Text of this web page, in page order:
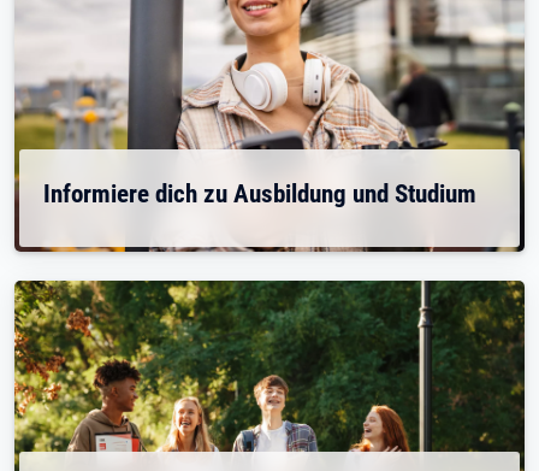
Informiere dich zu Ausbildung und Studium